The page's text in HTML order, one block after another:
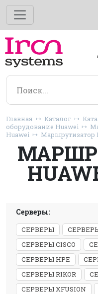
Главная Каталог
оборудование Huawei
Huawei
Маршрутизатор
Серверы:
СЕРВЕРЫ
СЕРВЕРЫ CISCO
СЕРВЕРЫ HPE
СЕРВЕРЫ RIKOR
СЕРВЕРЫ XFUSION